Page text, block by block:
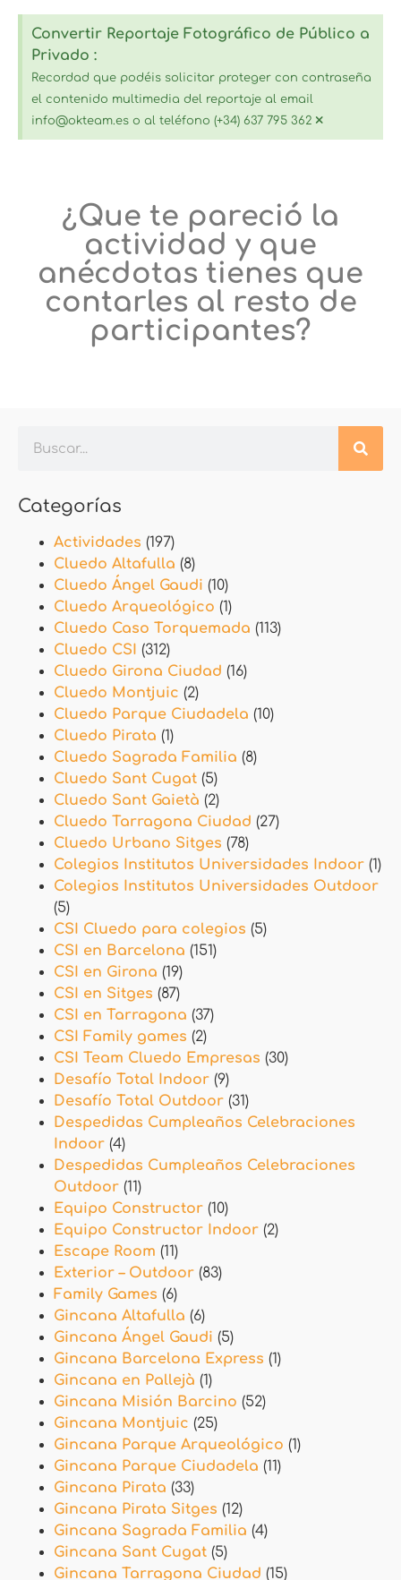
Convertir Reportaje Fotográfico de Público a
Privado :
Recordad que podéis solicitar proteger con contraseña
el contenido multimedia del reportaje al email
info@okteam.es o al teléfono (+34) 637 795 362 ×
¿Que te pareció la
actividad y que
anécdotas tienes que
contarles al resto de
participantes?
Categorías
Actividades (197)
Cluedo Altafulla (8)
Cluedo Ángel Gaudi (10)
Cluedo Arqueológico (1)
Cluedo Caso Torquemada (113)
Cluedo CSI (312)
Cluedo Girona Ciudad (16)
Cluedo Montjuic (2)
Cluedo Parque Ciudadela (10)
Cluedo Pirata (1)
Cluedo Sagrada Familia (8)
Cluedo Sant Cugat (5)
Cluedo Sant Gaietà (2)
Cluedo Tarragona Ciudad (27)
Cluedo Urbano Sitges (78)
Colegios Institutos Universidades Indoor (1)
Colegios Institutos Universidades Outdoor
(5)
CSI Cluedo para colegios (5)
CSI en Barcelona (151)
CSI en Girona (19)
CSI en Sitges (87)
CSI en Tarragona (37)
CSI Family games (2)
CSI Team Cluedo Empresas (30)
Desafío Total Indoor (9)
Desafío Total Outdoor (31)
Despedidas Cumpleaños Celebraciones
Indoor (4)
Despedidas Cumpleaños Celebraciones
Outdoor (11)
Equipo Constructor (10)
Equipo Constructor Indoor (2)
Escape Room (11)
Exterior – Outdoor (83)
Family Games (6)
Gincana Altafulla (6)
Gincana Ángel Gaudi (5)
Gincana Barcelona Express (1)
Gincana en Pallejà (1)
Gincana Misión Barcino (52)
Gincana Montjuic (25)
Gincana Parque Arqueológico (1)
Gincana Parque Ciudadela (11)
Gincana Pirata (33)
Gincana Pirata Sitges (12)
Gincana Sagrada Familia (4)
Gincana Sant Cugat (5)
Gincana Tarragona Ciudad (15)